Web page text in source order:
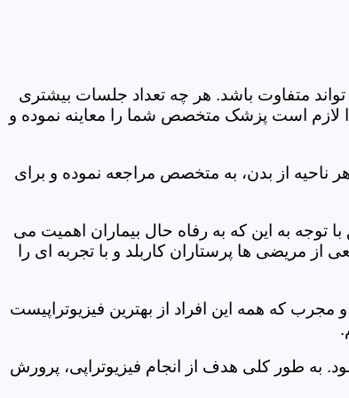
تواند متفاوت باشد. هر چه تعداد جلسات بیشتری
لازم است پزشک متخصص شما را معاینه نموده و
ناحیه از بدن، به متخصص مراجعه نموده و برای
توجه به این که به رفاه حال بیماران اهمیت می
مریضی ها پرستاران کاربلد و با تجربه ای را
که همه این افراد از بهترین فیزیوتراپیست
به طور کلی هدف از انجام فیزیوتراپی، پرورش